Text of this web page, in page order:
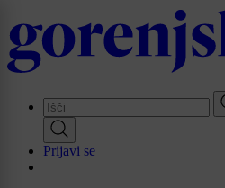
to
main
content
Prijavi se